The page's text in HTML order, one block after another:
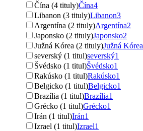
Čína (4 tituly)Čína4
Libanon (3 tituly)Libanon3
Argentína (2 tituly)Argentína2
Japonsko (2 tituly)Japonsko2
Južná Kórea (2 tituly)Južná Kórea
severský (1 titul)severský1
Švédsko (1 titul)Švédsko1
Rakúsko (1 titul)Rakúsko1
Belgicko (1 titul)Belgicko1
Brazília (1 titul)Brazília1
Grécko (1 titul)Grécko1
Irán (1 titul)Irán1
Izrael (1 titul)Izrael1